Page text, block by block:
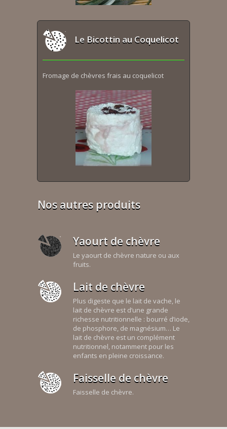
Le Bicottin au Coquelicot
Fromage de chèvres frais au coquelicot
Nos autres produits
Yaourt de chèvre
Le yaourt de chèvre nature ou aux
fruits.
Lait de chèvre
Plus digeste que le lait de vache, le
lait de chèvre est d’une grande
richesse nutritionnelle : bourré d’iode,
de phosphore, de magnésium… Le
lait de chèvre est un complément
nutritionnel, notamment pour les
enfants en pleine croissance.
Faisselle de chèvre
Faisselle de chèvre.